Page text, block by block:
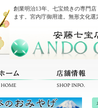
創業明治13年、七宝焼きの専門
ます。宮内庁御用達。無形文化選